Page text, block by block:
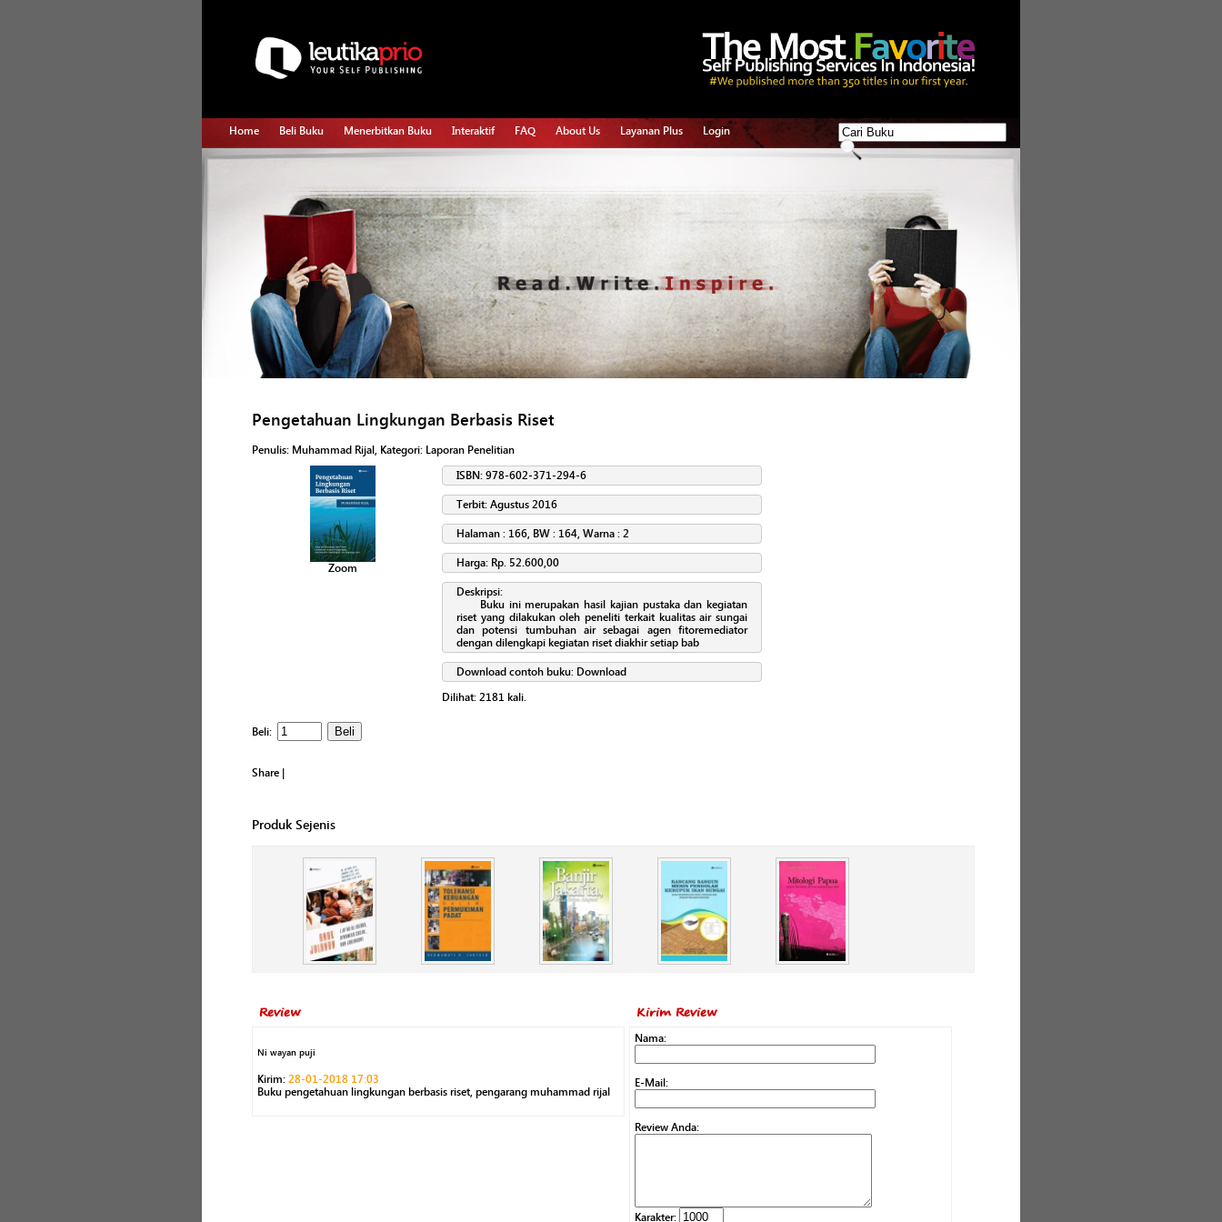
Home Beli Buku Menerbitkan Buku Interaktif FAQ About Us Layanan Plus Login
Pengetahuan Lingkungan Berbasis Riset
Penulis: Muhammad Rijal, Kategori: Laporan Penelitian
Zoom
ISBN: 978-602-371-294-6
Terbit: Agustus 2016
Halaman : 166, BW : 164, Warna : 2
Harga: Rp. 52.600,00
Deskripsi:
Buku ini merupakan hasil kajian pustaka dan kegiatan
riset yang dilakukan oleh peneliti terkait kualitas air sungai
dan potensi tumbuhan air sebagai agen fitoremediator
dengan dilengkapi kegiatan riset diakhir setiap bab
Download contoh buku: Download
Dilihat: 2181 kali.
Beli:
Share |
Produk Sejenis
Review
Ni wayan puji
Kirim: 28-01-2018 17:03
Buku pengetahuan lingkungan berbasis riset, pengarang muhammad rijal
Kirim Review
Nama:
E-Mail:
Review Anda:
Karakter: